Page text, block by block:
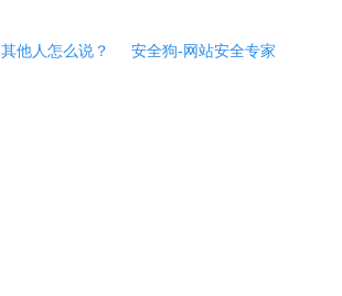
其他人怎么说？ 安全狗-网站安全专家